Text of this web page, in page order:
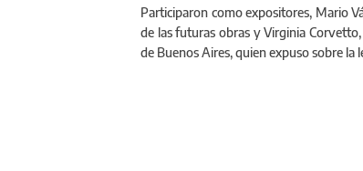
Participaron como expositores, Mario
de las futuras obras y Virginia
de Buenos Aires, quien expuso sobre la